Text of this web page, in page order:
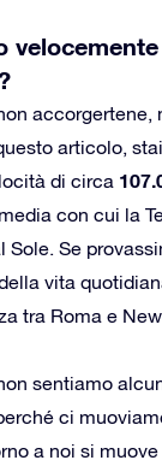
accorgertene,
articolo,
di circa
con cui la
Sole. Se
vita
tra Roma e
sentiamo
ci
a noi si